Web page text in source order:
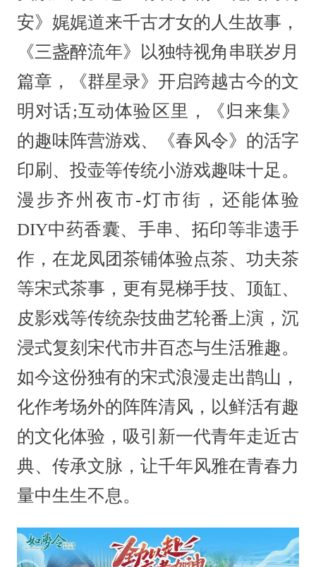
安》娓娓道来千古才女的人生故事，
《三盏醉流年》以独特视角串联岁月
篇章，《群星录》开启跨越古今的文
明对话;互动体验区里，《归来集》
的趣味阵营游戏、《春风令》的活字
印刷、投壶等传统小游戏趣味十足。
漫步齐州夜市-灯市街，还能体验
DIY中药香囊、手串、拓印等非遗手
作，在龙凤团茶铺体验点茶、功夫茶
等宋式茶事，更有晃梯手技、顶缸、
皮影戏等传统杂技曲艺轮番上演，沉
浸式复刻宋代市井百态与生活雅趣。
如今这份独有的宋式浪漫走出鹊山，
化作考场外的阵阵清风，以鲜活有趣
的文化体验，吸引新一代青年走近古
典、传承文脉，让千年风雅在青春力
量中生生不息。